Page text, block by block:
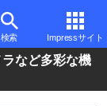
検索 Impressサイト
など多彩な機